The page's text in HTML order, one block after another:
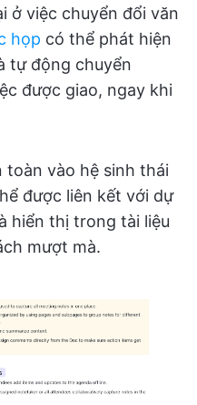
ở việc chuyển đổi văn
họp có thể phát hiện
tự động chuyển
được giao, ngay khi
vào hệ sinh thái
được liên kết với dự
hiển thị trong tài liệu
mượt mà.